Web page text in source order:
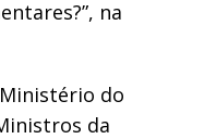
na
do
da